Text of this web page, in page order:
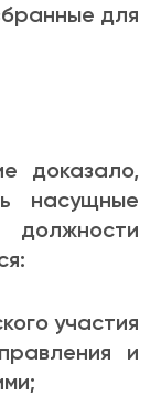
для
доказало,
насущные
участия
и